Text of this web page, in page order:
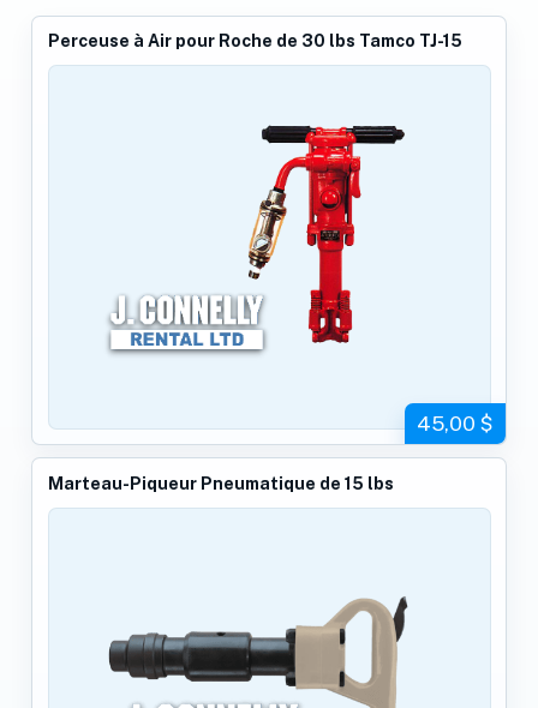
Perceuse à Air pour Roche de 30 lbs Tamco TJ-15
45,00 $
Marteau-Piqueur Pneumatique de 15 lbs